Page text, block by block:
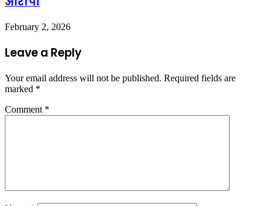
February 2, 2026
Leave a Reply
Your email address will not be published. Required fields are
marked *
Comment *